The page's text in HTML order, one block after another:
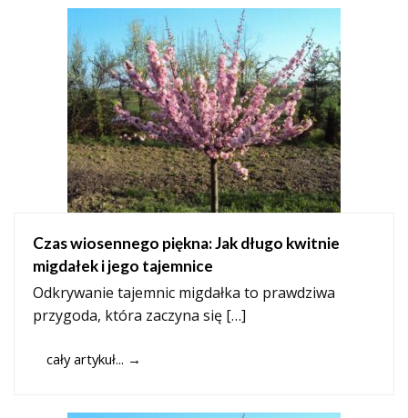
Czas wiosennego piękna: Jak długo kwitnie
migdałek i jego tajemnice
Odkrywanie tajemnic migdałka to prawdziwa
przygoda, która zaczyna się […]
cały artykuł... →